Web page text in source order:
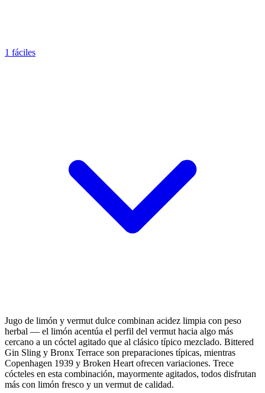
1 fáciles
Jugo de limón y vermut dulce combinan acidez limpia con peso
herbal — el limón acentúa el perfil del vermut hacia algo más
cercano a un cóctel agitado que al clásico típico mezclado. Bittered
Gin Sling y Bronx Terrace son preparaciones típicas, mientras
Copenhagen 1939 y Broken Heart ofrecen variaciones. Trece
cócteles en esta combinación, mayormente agitados, todos disfrutan
más con limón fresco y un vermut de calidad.